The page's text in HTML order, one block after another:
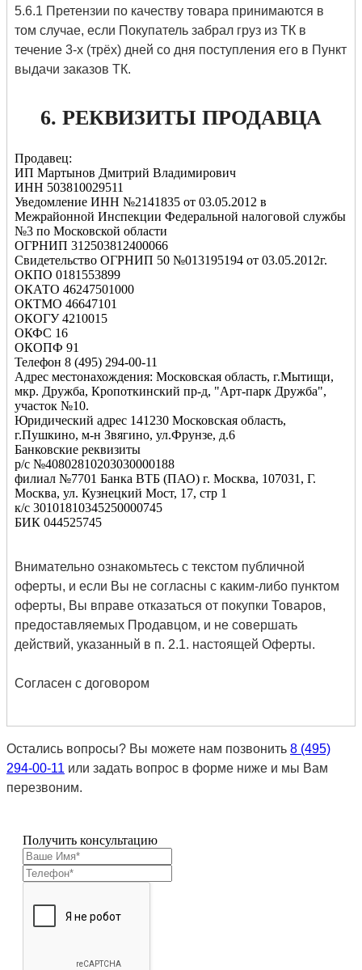
5.6.1 Претензии по качеству товара принимаются в
том случае, если Покупатель забрал груз из ТК в
течение 3-х (трёх) дней со дня поступления его в Пункт
выдачи заказов ТК.
6. РЕКВИЗИТЫ ПРОДАВЦА
Продавец:
ИП Мартынов Дмитрий Владимирович
ИНН 503810029511
Уведомление ИНН №2141835 от 03.05.2012 в
Межрайонной Инспекции Федеральной налоговой службы
№3 по Московской области
ОГРНИП 312503812400066
Свидетельство ОГРНИП 50 №013195194 от 03.05.2012г.
ОКПО 0181553899
ОКАТО 46247501000
ОКТМО 46647101
ОКОГУ 4210015
ОКФС 16
ОКОПФ 91
Телефон 8 (495) 294-00-11
Адрес местонахождения: Московская область, г.Мытищи,
мкр. Дружба, Кропоткинский пр-д, "Арт-парк Дружба",
участок №10.
Юридический адрес 141230 Московская область,
г.Пушкино, м-н Звягино, ул.Фрунзе, д.6
Банковские реквизиты
р/с №40802810203030000188
филиал №7701 Банка ВТБ (ПАО) г. Москва, 107031, Г.
Москва, ул. Кузнецкий Мост, 17, стр 1
к/с 30101810345250000745
БИК 044525745
Внимательно ознакомьтесь с текстом публичной
оферты, и если Вы не согласны с каким-либо пунктом
оферты, Вы вправе отказаться от покупки Товаров,
предоставляемых Продавцом, и не совершать
действий, указанный в п. 2.1. настоящей Оферты.
Согласен с договором
Остались вопросы? Вы можете нам позвонить 8 (495)
294-00-11 или задать вопрос в форме ниже и мы Вам
перезвоним.
Получить консультацию